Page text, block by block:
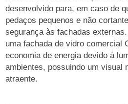
desenvolvido para, em caso de
pedaços pequenos e não
segurança às fachadas
uma fachada de vidro comercial
economia de energia devido à
ambientes, possuindo um visual
atraente.